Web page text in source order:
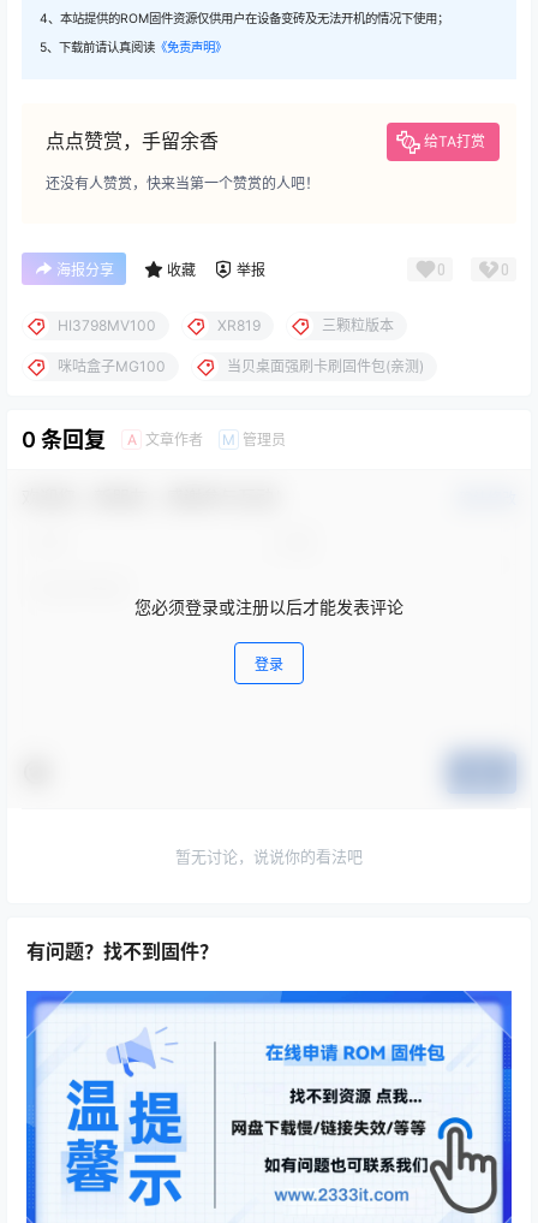
4、本站提供的ROM固件资源仅供用户在设备变砖及无法开机的情况下使用；
5、下载前请认真阅读 《免责声明》
点点赞赏，手留余香 给TA打赏
还没有人赞赏，快来当第一个赞赏的人吧！
海报分享 收藏 举报 0 0
HI3798MV100 XR819 三颗粒版本
咪咕盒子MG100 当贝桌面强刷卡刷固件包(亲测)
0 条回复 A 文章作者 M 管理员
您必须登录或注册以后才能发表评论
登录
暂无讨论，说说你的看法吧
有问题？找不到固件？